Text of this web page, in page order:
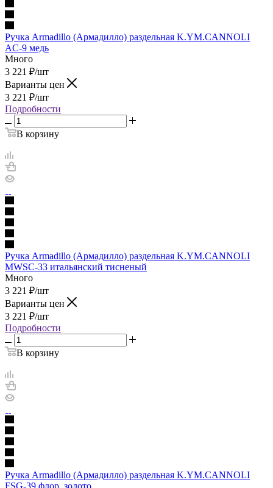
Ручка Armadillo (Армадилло) раздельная K.YM.CANNOLI
AC-9 медь
Много
3 221 ₽/шт
Варианты цен
3 221 ₽/шт
Подробности
В корзину
Ручка Armadillo (Армадилло) раздельная K.YM.CANNOLI
MWSC-33 итальянский тисненый
Много
3 221 ₽/шт
Варианты цен
3 221 ₽/шт
Подробности
В корзину
Ручка Armadillo (Армадилло) раздельная K.YM.CANNOLI
FSG-39 флор. золото